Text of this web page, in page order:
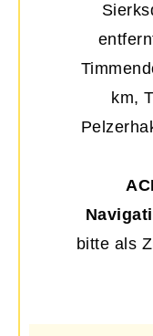
km,
bitte als